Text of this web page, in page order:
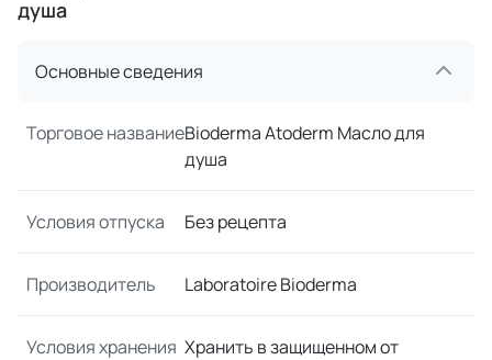
душа
Основные сведения
Торговое названиеBioderma Atoderm Масло для
душа
Условия отпуска Без рецепта
Производитель Laboratoire Bioderma
Условия хранения Хранить в защищенном от